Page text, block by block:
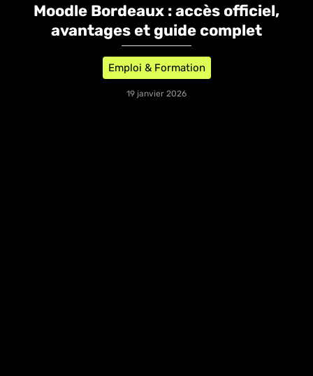
Moodle Bordeaux : accès officiel,
avantages et guide complet
Emploi & Formation
19 janvier 2026